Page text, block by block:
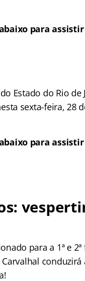
para assistir
Estado do Rio de
sexta-feira, 28
para assistir
para a 1ª e 2ª